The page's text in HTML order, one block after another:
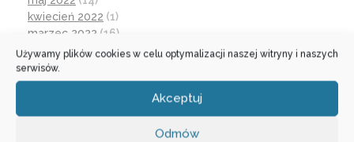
Używamy plików cookies w celu optymalizacji naszej witryny i naszych
serwisów.
Akceptuj
Odmów
kwiecień 2022 (1)
marzec 2022 (16)
październik 2021(2)
wrzesień 2021
sierpień 2021(4)
czerwiec 2021(27)